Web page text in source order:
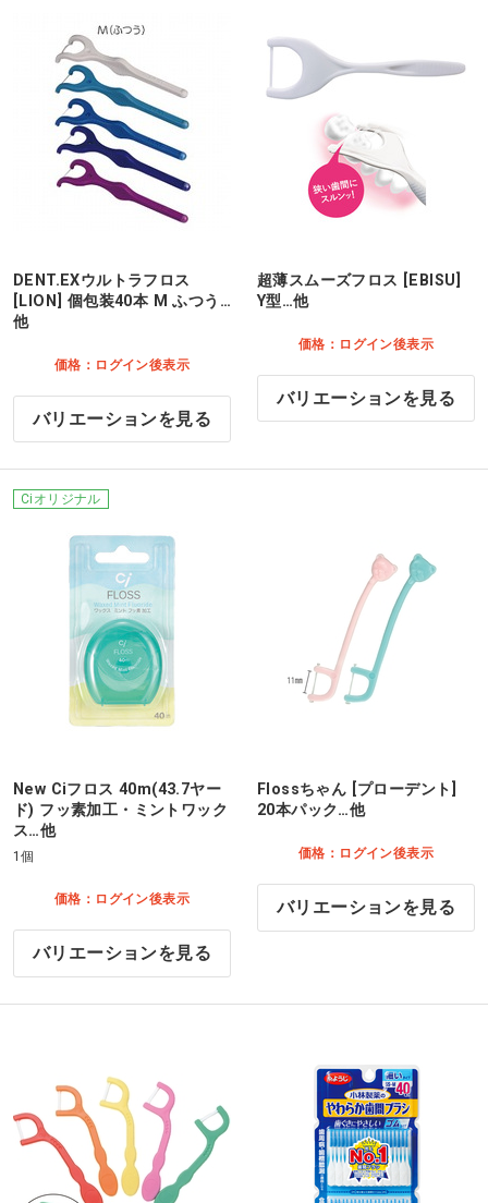
DENT.EXウルトラフロス
[LION] 個包装40本 M ふつう…
他
価格：ログイン後表示
バリエーションを見る
超薄スムーズフロス [EBISU]
Y型…他
価格：ログイン後表示
バリエーションを見る
Ciオリジナル
New Ciフロス 40m(43.7ヤー
ド) フッ素加工・ミントワック
ス…他
1個
価格：ログイン後表示
バリエーションを見る
Flossちゃん [プローデント]
20本パック…他
価格：ログイン後表示
バリエーションを見る